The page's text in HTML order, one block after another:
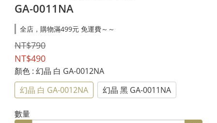
GA-0011NA
全店，購物滿499元 免運費～～
NT$790
NT$490
顏色 : 幻晶 白 GA-0012NA
幻晶 白 GA-0012NA
幻晶 黑 GA-0011NA
數量